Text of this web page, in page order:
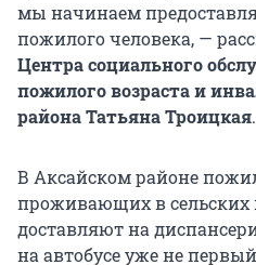
мы начинаем
пожилого человека, —
Центра социального
пожилого возраста и
района Татьяна Троицкая.
В Аксайском районе
проживающих в сельских
доставляют на
на автобусе уже не